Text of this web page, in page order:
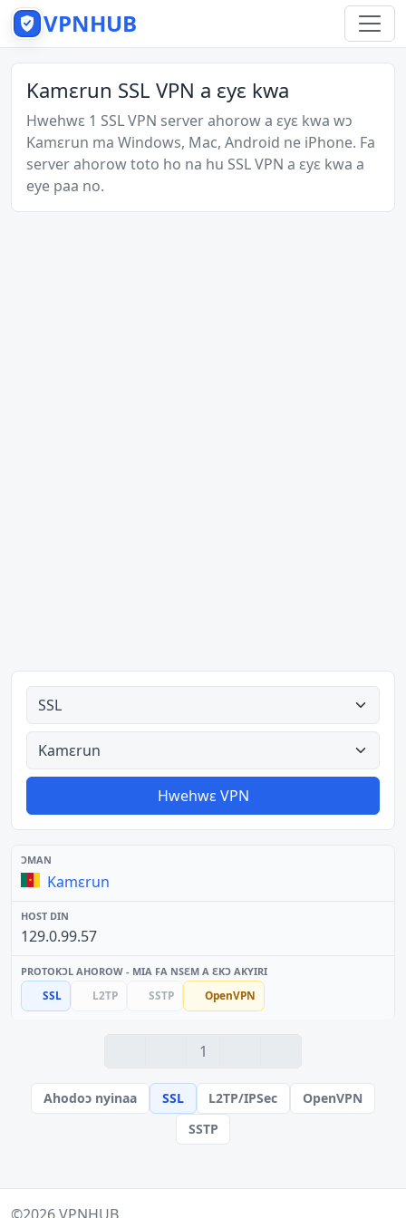
VPNHUB
Kamɛrun SSL VPN a ɛyɛ kwa
Hwehwɛ 1 SSL VPN server ahorow a ɛyɛ kwa wɔ
Kamɛrun ma Windows, Mac, Android ne iPhone. Fa
server ahorow toto ho na hu SSL VPN a ɛyɛ kwa a
eye paa no.
Ahodoɔ nyinaa
Aman nyinaa
Hwehwɛ VPN
Kamɛrun
129.0.99.57
SSL L2TP SSTP OpenVPN
1
Ahodoɔ nyinaa SSL L2TP/IPSec
OpenVPN
SSTP